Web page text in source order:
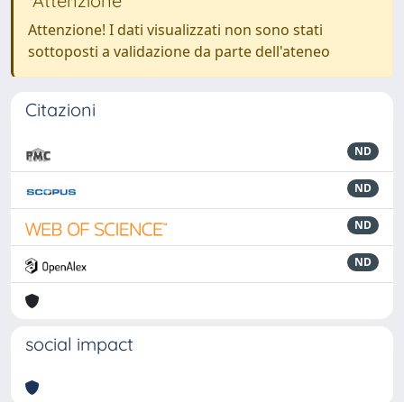
Attenzione! I dati visualizzati non sono stati
sottoposti a validazione da parte dell'ateneo
Citazioni
ND
ND
ND
ND
social impact